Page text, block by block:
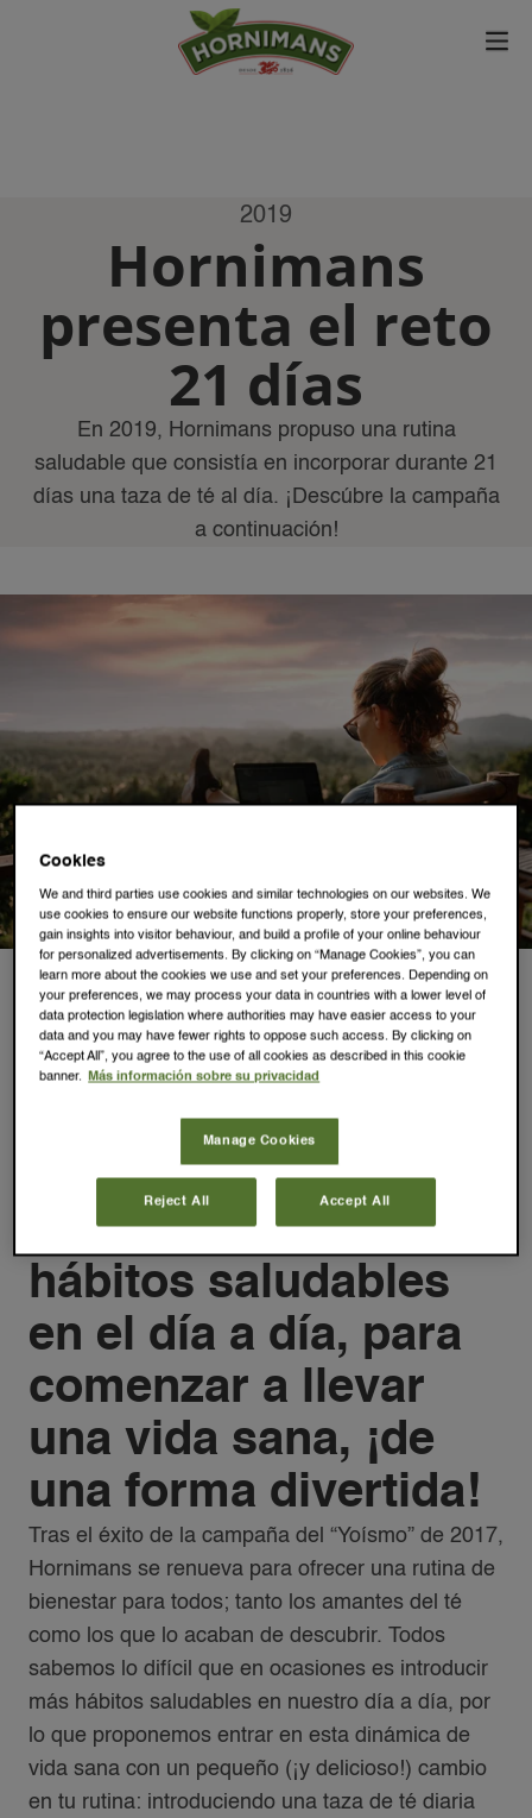
gama superalimentos2019 Hornimans presenta el reto 21 días
2019
Hornimans
presenta el reto
21 días
En 2019, Hornimans propuso una rutina
saludable que consistía en incorporar durante 21
días una taza de té al día. ¡Descúbre la campaña
a continuación!
La campaña de
Hornimans 2019,
llamada “Reto
Hornimans 21 días”,
buscaba incorporar
hábitos saludables
en el día a día, para
comenzar a llevar
una vida sana, ¡de
una forma divertida!
Tras el éxito de la campaña del “Yoísmo” de 2017,
Hornimans se renueva para ofrecer una rutina de
bienestar para todos; tanto los amantes del té
como los que lo acaban de descubrir. Todos
sabemos lo difícil que en ocasiones es introducir
más hábitos saludables en nuestro día a día, por
lo que proponemos entrar en esta dinámica de
vida sana con un pequeño (¡y delicioso!) cambio
en tu rutina: introduciendo una taza de té diaria
Cookies
We and third parties use cookies and similar technologies on our websites. We
use cookies to ensure our website functions properly, store your preferences,
gain insights into visitor behaviour, and build a profile of your online behaviour
for personalized advertisements. By clicking on “Manage Cookies”, you can
learn more about the cookies we use and set your preferences. Depending on
your preferences, we may process your data in countries with a lower level of
data protection legislation where authorities may have easier access to your
data and you may have fewer rights to oppose such access. By clicking on
“Accept All”, you agree to the use of all cookies as described in this cookie
banner. Más información sobre su privacidad
Manage Cookies
Reject All Accept All